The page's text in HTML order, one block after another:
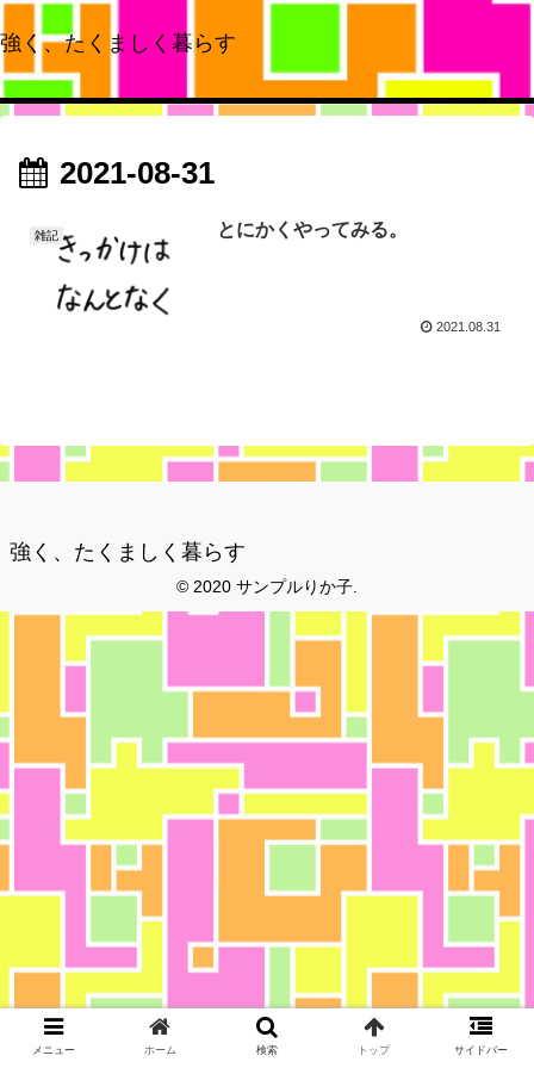
強く、たくましく暮らす
2021-08-31
雑記 とにかくやってみる。
2021.08.31
強く、たくましく暮らす
© 2020 サンプルりか子.
メニュー ホーム 検索 トップ サイドバー